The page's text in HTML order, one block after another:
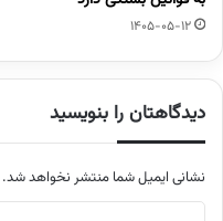
1405-05-12
دیدگاهتان را بنویسید
نشانی ایمیل شما منتشر نخواهد شد.